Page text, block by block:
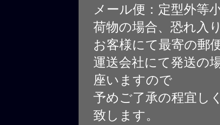
メール便：定型外等
荷物の場合、恐れ入
お客様にて最寄の郵
運送会社にて発送の
座いますので
予めご了承の程宜し
致します。